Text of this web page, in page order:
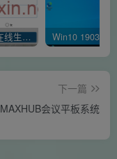
医院诊断证明在线生成器-安卓APP
下一篇
MAXHUB会议平板系统